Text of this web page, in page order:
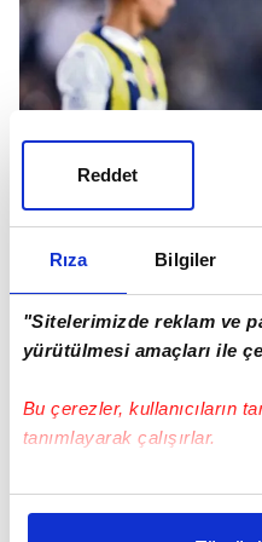
Rıza Bilgiler
"Sitelerimizde reklam ve
yürütülmesi amaçları ile
Bu çerezler, kullanıcıların
tanımlayarak çalışırlar.
Bu çerezlere izin vermeniz
Reddet
Fenerbahçe'nin
bonservis bedeli talep